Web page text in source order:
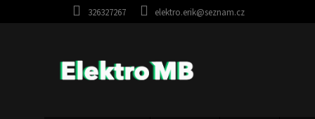
326327267 elektro.erik@seznam.cz